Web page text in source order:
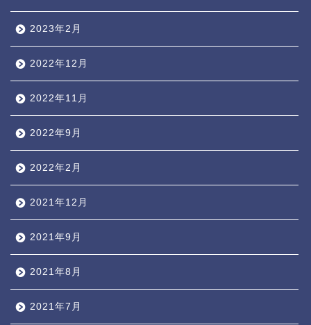
2023年2月
2022年12月
2022年11月
2022年9月
2022年2月
2021年12月
2021年9月
2021年8月
2021年7月